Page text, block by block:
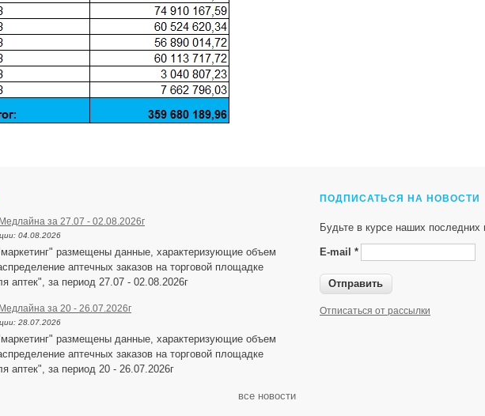
за 27.07 - 02.08.2026г
04.08.2026
размещены данные, характеризующие объем
аптечных заказов на торговой площадке
аптек", за период 27.07 - 02.08.2026г
за 20 - 26.07.2026г
28.07.2026
размещены данные, характеризующие объем
аптечных заказов на торговой площадке
аптек", за период 20 - 26.07.2026г
все новости
ПОДПИСАТЬСЯ НА НОВОСТИ
Будьте в курсе наших последних
E-mail *
Отписаться от рассылки